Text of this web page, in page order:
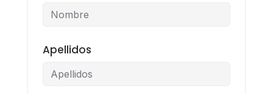
Apellidos